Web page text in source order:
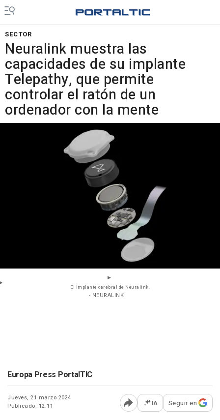
SECTOR
Neuralink muestra las
capacidades de su implante
Telepathy, que permite
controlar el ratón de un
ordenador con la mente
El implante cerebral de Neuralink.
- NEURALINK
Europa Press PortalTIC
Jueves, 21 marzo 2024
Publicado: 12:11
Abrir opciones para
IA Seguir en